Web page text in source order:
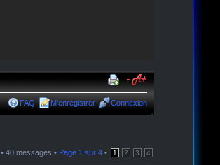
FAQ M’enregistrer Connexion
• 40 messages • Page 1 sur4 • 1 2 3 4